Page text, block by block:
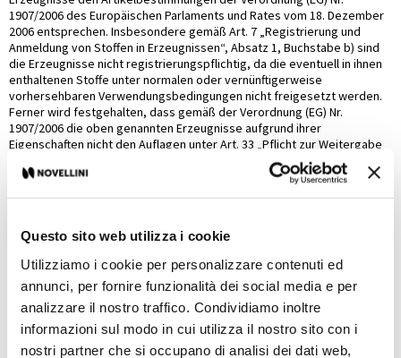
Questo sito web utilizza i cookie
Utilizziamo i cookie per personalizzare contenuti ed
annunci, per fornire funzionalità dei social media e per
analizzare il nostro traffico. Condividiamo inoltre
informazioni sul modo in cui utilizza il nostro sito con i
nostri partner che si occupano di analisi dei dati web,
1907/2006 des Europäischen Parlaments und Rates vom 18. Dezember
2006 entsprechen. Insbesondere gemäß Art. 7 „Registrierung und
Anmeldung von Stoffen in Erzeugnissen“, Absatz 1, Buchstabe b) sind
die Erzeugnisse nicht registrierungspflichtig, da die eventuell in ihnen
enthaltenen Stoffe unter normalen oder vernünftigerweise
vorhersehbaren Verwendungsbedingungen nicht freigesetzt werden.
Ferner wird festgehalten, dass gemäß der Verordnung (EG) Nr.
1907/2006 die oben genannten Erzeugnisse aufgrund ihrer
Eigenschaften nicht den Auflagen unter Art. 33 „Pflicht zur Weitergabe
von Informationen über Stoffe in Erzeugnissen“ unterliegen, da der
Prozentsatz in Gewicht der für gefährlich befundenen Stoffe gemäß
ALLGEMEINE
GESCHÄFTSBEDINGUNGEN